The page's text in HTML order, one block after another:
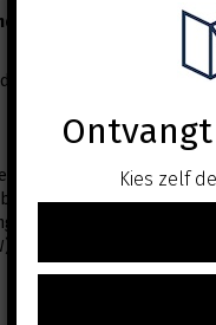
verband o.b.v. gemeen
waarschijnlijkheid (art.
van de bewijslast bij
Kies zelf